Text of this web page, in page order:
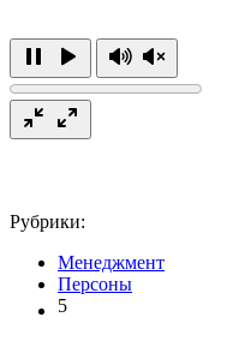
Рубрики:
Менеджмент
Персоны
5